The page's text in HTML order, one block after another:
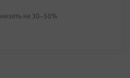
на 30–50%